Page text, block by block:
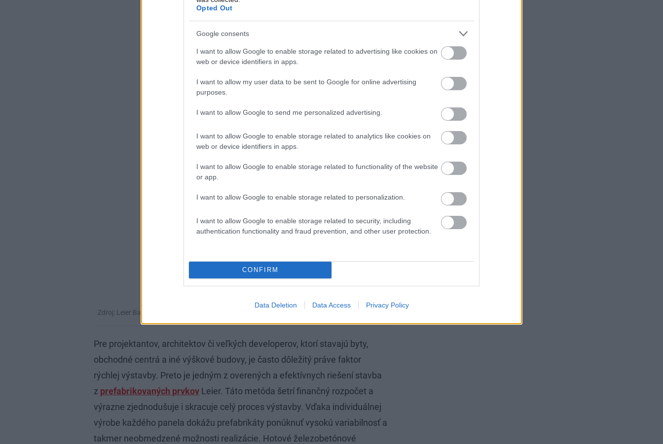
Opted Out
Google consents
I want to allow Google to enable storage related to advertising like cookies on
web or device identifiers in apps.
I want to allow my user data to be sent to Google for online advertising
purposes.
I want to allow Google to send me personalized advertising.
I want to allow Google to enable storage related to analytics like cookies on
web or device identifiers in apps.
I want to allow Google to enable storage related to functionality of the website
or app.
I want to allow Google to enable storage related to personalization.
I want to allow Google to enable storage related to security, including
authentication functionality and fraud prevention, and other user protection.
CONFIRM
Data Deletion Data Access Privacy Policy
Zdroj: Leier Baustoffe
Pre projektantov, architektov či veľkých developerov, ktorí stavajú byty,
obchodné centrá a iné výškové budovy, je často dôležitý práve faktor
rýchlej výstavby. Preto je jedným z overených a efektívnych riešení stavba
z prefabrikovaných prvkov Leier. Táto metóda šetrí finančný rozpočet a
výrazne zjednodušuje i skracuje celý proces výstavby. Vďaka individuálnej
výrobe každého panela dokážu prefabrikáty ponúknuť vysokú variabilnosť a
takmer neobmedzené možnosti realizácie. Hotové železobetónové